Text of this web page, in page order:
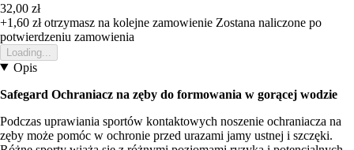
32,00 zł
+1,60 złotrzymasz na kolejne zamowienie Zostana naliczone po
potwierdzeniu zamowienia
Loading...
Opis
Safegard Ochraniacz na zęby do formowania w gorącej wodzie
Podczas uprawiania sportów kontaktowych noszenie ochraniacza na
zęby może pomóc w ochronie przed urazami jamy ustnej i szczęki.